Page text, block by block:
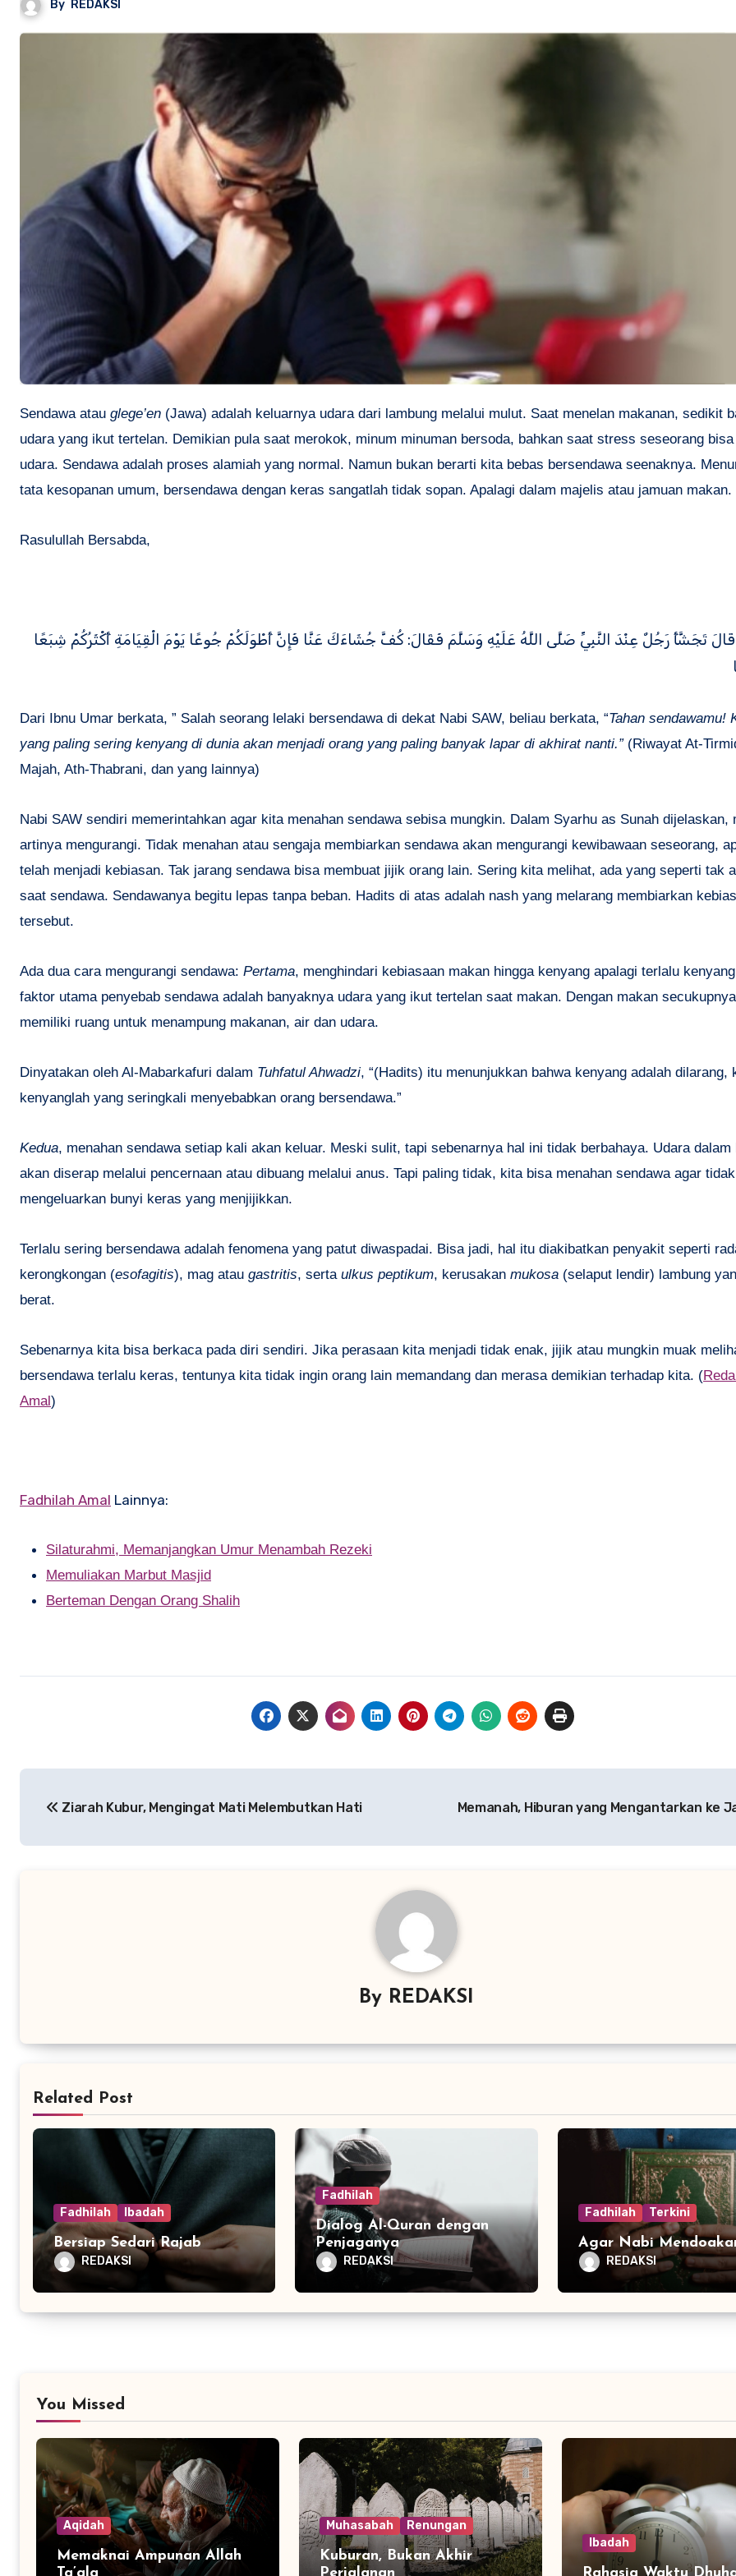
By REDAKSI
Sendawa atau glege’en (Jawa) adalah keluarnya udara dari lambung melalui mulut. Saat menelan makanan, sedikit
udara yang ikut tertelan. Demikian pula saat merokok, minum minuman bersoda, bahkan saat stress seseorang
udara. Sendawa adalah proses alamiah yang normal. Namun bukan berarti kita bebas bersendawa seenaknya.
tata kesopanan umum, bersendawa dengan keras sangatlah tidak sopan. Apalagi dalam majelis atau jamuan makan.
Rasulullah Bersabda,
تَجَشَّأَ رَجُلٌ عِنْدَ النَّبِيِّ صَلَّى اللَّهُ عَلَيْهِ وَسَلَّمَ فَقَالَ: كُفَّ جُشَاءَكَ عَنَّا فَإِنَّ أَطْوَلَكُمْ جُوعًا يَوْمَ الْقِيَامَةِ أَكْثَرُكُمْ شِبَعًا
Dari Ibnu Umar berkata, ” Salah seorang lelaki bersendawa di dekat Nabi SAW, beliau berkata, “Tahan sendawamu!
yang paling sering kenyang di dunia akan menjadi orang yang paling banyak lapar di akhirat nanti.”(Riwayat At-
Majah, Ath-Thabrani, dan yang lainnya)
Nabi SAW sendiri memerintahkan agar kita menahan sendawa sebisa mungkin. Dalam Syarhu as Sunah dijelaskan,
artinya mengurangi. Tidak menahan atau sengaja membiarkan sendawa akan mengurangi kewibawaan seseorang,
telah menjadi kebiasan. Tak jarang sendawa bisa membuat jijik orang lain. Sering kita melihat, ada yang seperti tak
saat sendawa. Sendawanya begitu lepas tanpa beban. Hadits di atas adalah nash yang melarang membiarkan
tersebut.
Ada dua cara mengurangi sendawa: Pertama, menghindari kebiasaan makan hingga kenyang apalagi terlalu
faktor utama penyebab sendawa adalah banyaknya udara yang ikut tertelan saat makan. Dengan makan
memiliki ruang untuk menampung makanan, air dan udara.
Dinyatakan oleh Al-Mabarkafuri dalam Tuhfatul Ahwadzi, “(Hadits) itu menunjukkan bahwa kenyang adalah dilarang,
kenyanglah yang seringkali menyebabkan orang bersendawa.”
Kedua, menahan sendawa setiap kali akan keluar. Meski sulit, tapi sebenarnya hal ini tidak berbahaya. Udara dalam
akan diserap melalui pencernaan atau dibuang melalui anus. Tapi paling tidak, kita bisa menahan sendawa agar tidak
mengeluarkan bunyi keras yang menjijikkan.
Terlalu sering bersendawa adalah fenomena yang patut diwaspadai. Bisa jadi, hal itu diakibatkan penyakit seperti
kerongkongan (esofagitis), mag atau gastritis, serta ulkus peptikum, kerusakan mukosa (selaput lendir) lambung
berat.
Sebenarnya kita bisa berkaca pada diri sendiri. Jika perasaan kita menjadi tidak enak, jijik atau mungkin muak
bersendawa terlalu keras, tentunya kita tidak ingin orang lain memandang dan merasa demikian terhadap kita. (
Amal)
Fadhilah Amal Lainnya:
Silaturahmi, Memanjangkan Umur Menambah Rezeki
Memuliakan Marbut Masjid
Berteman Dengan Orang Shalih
pos Ziarah Kubur, Mengingat Mati Melembutkan Hati Memanah, Hiburan yang Mengantarkan ke
By REDAKSI
Related Post
Fadhilah Ibadah
Bersiap Sedari Rajab
REDAKSI
Fadhilah
Dialog Al-Quran dengan
Penjaganya
REDAKSI
Fadhilah Terkini
Agar Nabi
REDAKSI
You Missed
Aqidah
Memaknai Ampunan Allah
Muhasabah Renungan
Kuburan, Bukan Akhir
Ibadah